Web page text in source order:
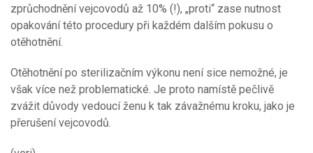
zprůchodnění vejcovodů až 10% (!), „proti“ zase nutnost
opakování této procedury při každém dalším pokusu o
otěhotnění.
Otěhotnění po sterilizačním výkonu není sice nemožné, je
však více než problematické. Je proto namístě pečlivě
zvážit důvody vedoucí ženu k tak závažnému kroku, jako je
přerušení vejcovodů.